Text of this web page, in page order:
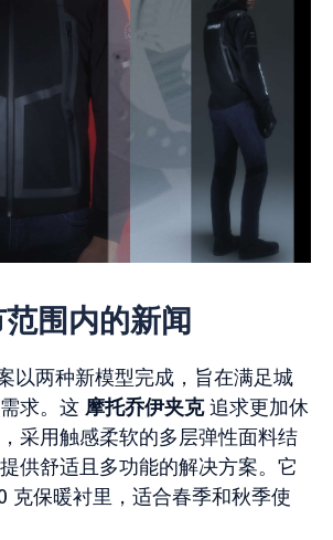
围内的新闻
以两种新模型完成，旨在满足城
求。这 摩托乔伊夹克追求更加休
采用触感柔软的多层弹性面料结
供舒适且多功能的解决方案。它
克保暖衬里，适合春季和秋季使